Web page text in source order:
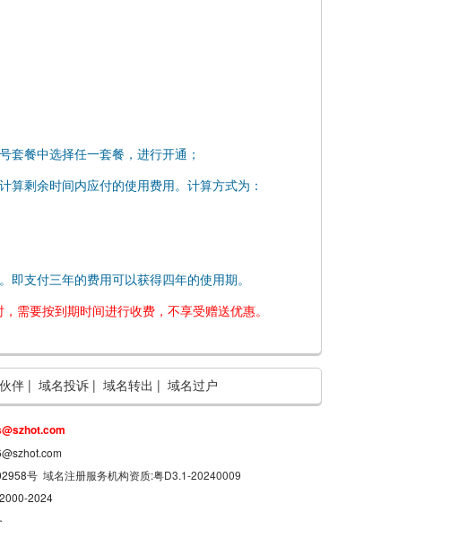
套餐中选择任一套餐，进行开通；
剩余时间内应付的使用费用。计算方式为：
支付三年的费用可以获得四年的使用期。
需要按到期时间进行收费，不享受赠送优惠。
伴 | 域名投诉 | 域名转出 | 域名过户
号 域名注册服务机构资质:粤D3.1-20240009
2024